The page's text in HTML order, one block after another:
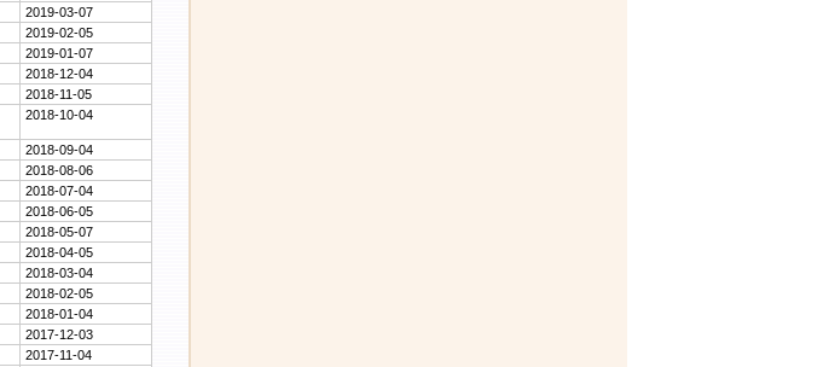
2019-03-07
2019-02-05
2019-01-07
2018-12-04
2018-11-05
2018-10-04
2018-09-04
2018-08-06
2018-07-04
2018-06-05
2018-05-07
2018-04-05
2018-03-04
2018-02-05
2018-01-04
2017-12-03
2017-11-04